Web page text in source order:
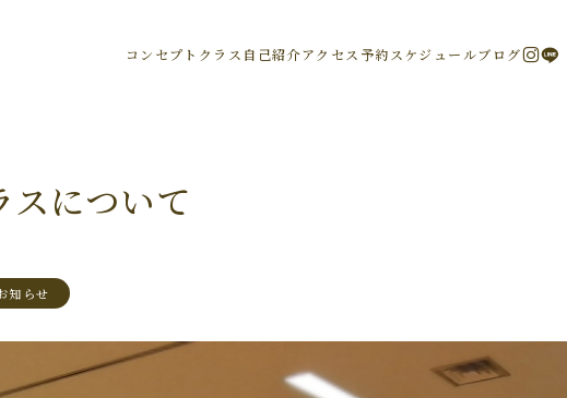
コンセプト クラス 自己紹介アクセス 予約スケジュールブログ
スについて
知らせ